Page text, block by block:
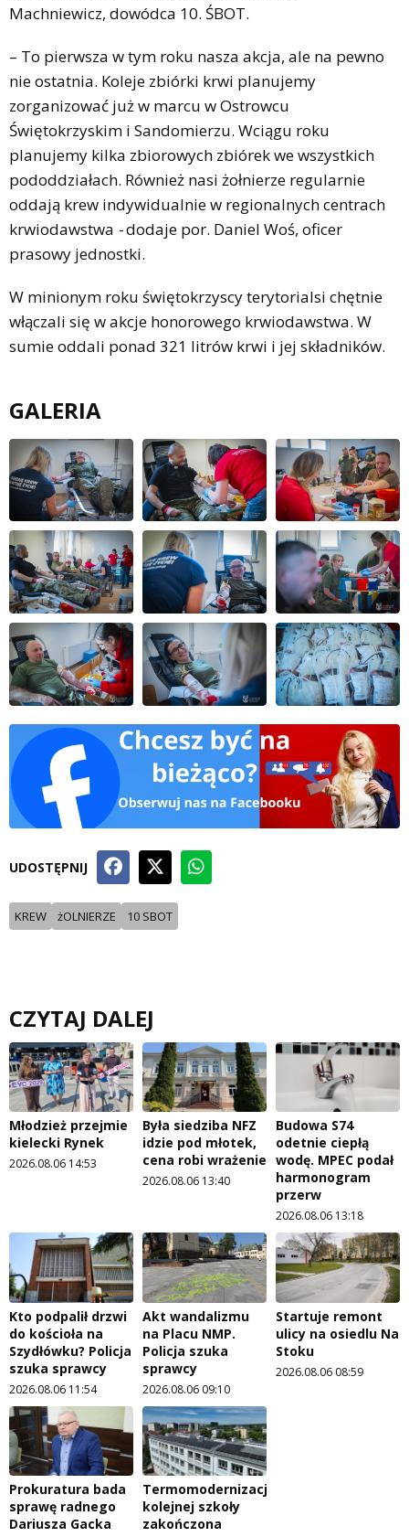
Machniewicz, dowódca 10. ŚBOT.
– To pierwsza w tym roku nasza akcja, ale na pewno
nie ostatnia. Koleje zbiórki krwi planujemy
zorganizować już w marcu w Ostrowcu
Świętokrzyskim i Sandomierzu. Wciągu roku
planujemy kilka zbiorowych zbiórek we wszystkich
pododdziałach. Również nasi żołnierze regularnie
oddają krew indywidualnie w regionalnych centrach
krwiodawstwa -dodaje por. Daniel Woś, oficer
prasowy jednostki.
W minionym roku świętokrzyscy terytorialsi chętnie
włączali się w akcje honorowego krwiodawstwa. W
sumie oddali ponad 321 litrów krwi i jej składników.
GALERIA
UDOSTĘPNIJ
KREW żOLNIERZE 10 SBOT
CZYTAJ DALEJ
Młodzież przejmie
kielecki Rynek
2026.08.06 14:53
Była siedziba NFZ
idzie pod młotek,
cena robi wrażenie
2026.08.06 13:40
Budowa S74
odetnie ciepłą
wodę. MPEC podał
harmonogram
przerw
2026.08.06 13:18
Kto podpalił drzwi
do kościoła na
Szydłówku? Policja
szuka sprawcy
2026.08.06 11:54
Akt wandalizmu
na Placu NMP.
Policja szuka
sprawcy
2026.08.06 09:10
Startuje remont
ulicy na osiedlu Na
Stoku
2026.08.06 08:59
Prokuratura bada
sprawę radnego
Dariusza Gacka
Termomodernizacja
kolejnej szkoły
zakończona